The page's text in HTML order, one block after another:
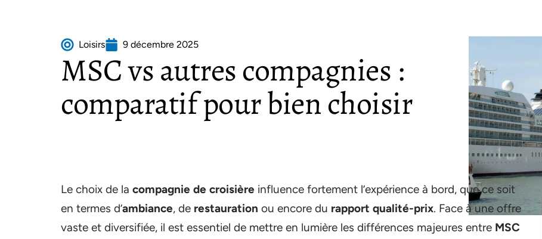
Loisirs 9 décembre 2025
MSC vs autres compagnies :
comparatif pour bien choisir
Le choix de la compagnie de croisière influence fortement l’expérience à bord, que ce soit
en termes d’ambiance, de restauration ou encore du rapport qualité-prix. Face à une offre
vaste et diversifiée, il est essentiel de mettre en lumière les différences majeures entre MSC